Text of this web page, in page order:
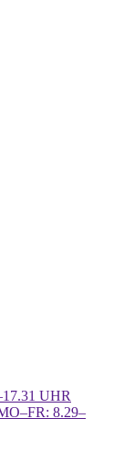
UHR
8.29–